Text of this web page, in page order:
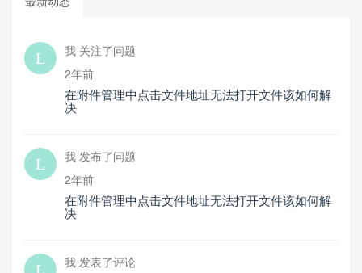
我 关注了问题
2年前
在附件管理中点击文件地址无法打开文件该如何解
决
我 发布了问题
2年前
在附件管理中点击文件地址无法打开文件该如何解
决
我 发表了评论